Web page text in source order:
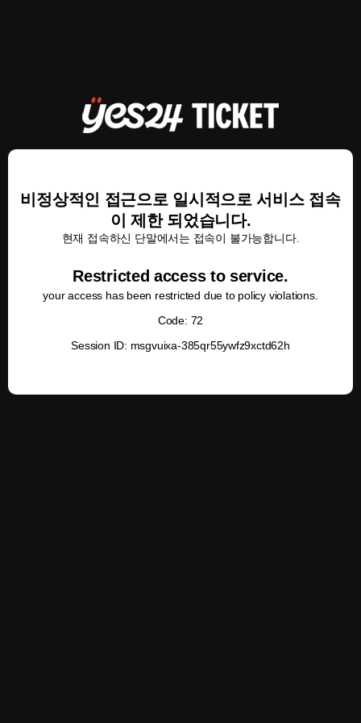
비정상적인 접근으로 일시적으로 서비스 접속
이 제한 되었습니다.
현재 접속하신 단말에서는 접속이 불가능합니다.
Restricted access to service.
your access has been restricted due to policy violations.
Code: 72
Session ID: msgvuixa-385qr55ywfz9xctd62h